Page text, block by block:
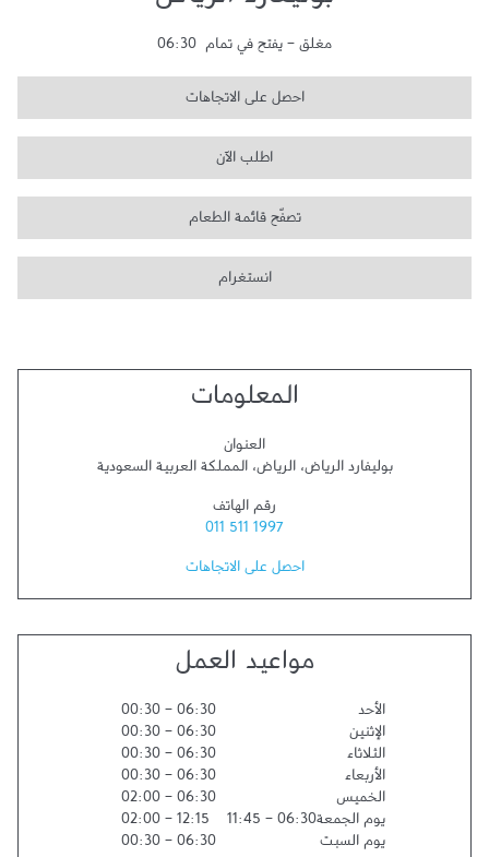
مغلق - يفتح في تمام 06:30
احصل على الاتجاهات
اطلب الآن
تصفّح قائمة الطعام
انستغرام
المعلومات
العنوان
بوليفارد الرياض،الرياض،المملكة العربية السعودية
رقم الهاتف
011 511 1997
احصل على الاتجاهات
مواعيد العمل
الأحد 06:30
-
00:30
الإثنين
06:30
-
00:30
الثلاثاء
06:30
-
00:30
الأربعاء
06:30
-
00:30
الخميس
06:30
-
02:00
يوم الجمعة06:30
-
11:45
12:15
-
02:00
يوم السبت
06:30
-
00:30